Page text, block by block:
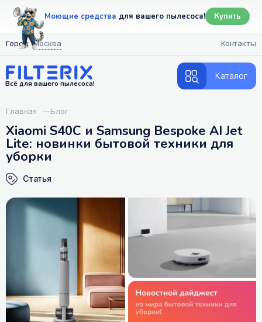
Моющие средства для вашего пылесоса! Купить
Город: Москва Контакты
Всё для вашего пылесоса!
Каталог
Главная —Блог
Xiaomi S40C и Samsung Bespoke AI Jet
Lite: новинки бытовой техники для
уборки
Статья